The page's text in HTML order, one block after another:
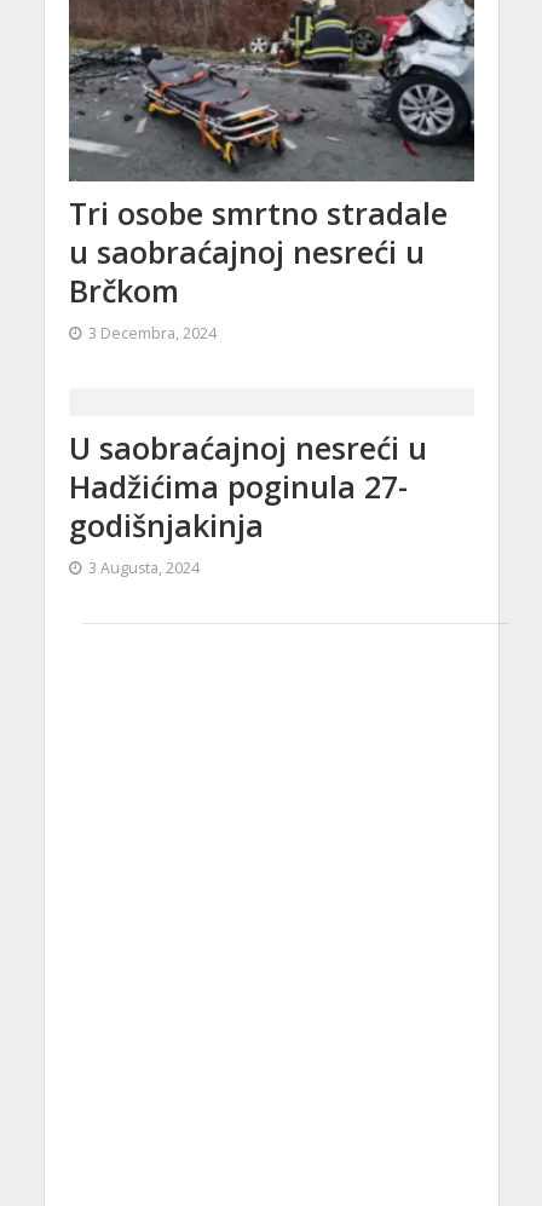
Tri osobe smrtno stradale
u saobraćajnoj nesreći u
Brčkom
3 Decembra, 2024
U saobraćajnoj nesreći u
Hadžićima poginula 27-
godišnjakinja
3 Augusta, 2024